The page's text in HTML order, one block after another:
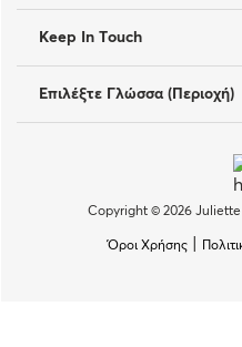
Keep In Touch
Επιλέξτε Γλώσσα (Περιοχή)
Copyright © 2026
Όροι Χρήσης